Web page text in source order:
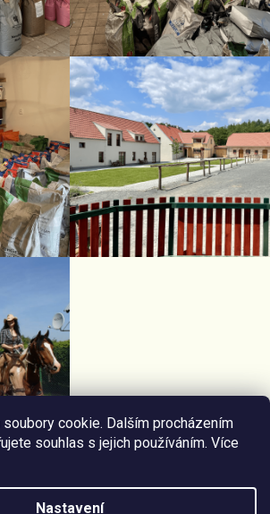
cookie. Dalším procházením
souhlas s jejich používáním. Více
Nastavení